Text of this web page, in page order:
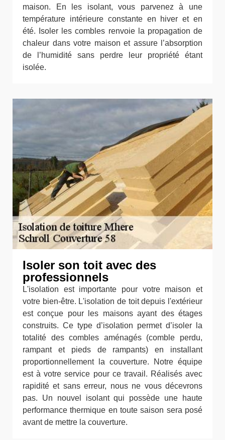
maison. En les isolant, vous parvenez à une
température intérieure constante en hiver et en
été. Isoler les combles renvoie la propagation de
chaleur dans votre maison et assure l’absorption
de l’humidité sans perdre leur propriété étant
isolée.
Isoler son toit avec des
professionnels
L'isolation est importante pour votre maison et
votre bien-être. L'isolation de toit depuis l'extérieur
est conçue pour les maisons ayant des étages
construits. Ce type d’isolation permet d’isoler la
totalité des combles aménagés (comble perdu,
rampant et pieds de rampants) en installant
proportionnellement la couverture. Notre équipe
est à votre service pour ce travail. Réalisés avec
rapidité et sans erreur, nous ne vous décevrons
pas. Un nouvel isolant qui possède une haute
performance thermique en toute saison sera posé
avant de mettre la couverture.